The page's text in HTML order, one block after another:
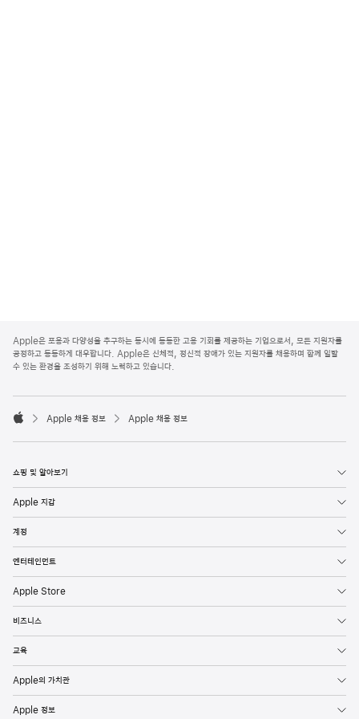
p
p
l
o
e
Apple은 포용과 다양성을 추구하는 동시에 동등한 고용 기회를 제공하는 기업으로서, 모든 지원자를
공정하고 동등하게 대우합니다. Apple은 신체적, 정신적 장애가 있는 지원자를 채용하며 함께 일할
수 있는 환경을 조성하기 위해 노력하고 있습니다.

p
l
Apple 채용 정보 Apple 채용 정보
쇼핑 및 알아보기
Apple 지갑
계정
엔터테인먼트
Apple Store
비즈니스
교육
Apple의 가치관
Apple 정보